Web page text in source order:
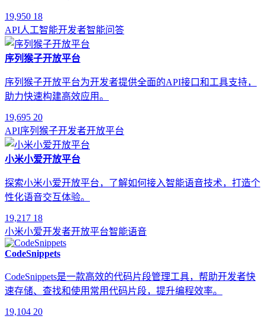
19,950 18
API人工智能开发者智能问答
序列猴子开放平台
序列猴子开放平台为开发者提供全面的API接口和工具支持，
助力快速构建高效应用。
19,695 20
API序列猴子开发者开放平台
小米小爱开放平台
探索小米小爱开放平台，了解如何接入智能语音技术，打造个
性化语音交互体验。
19,217 18
小米小爱开发者开放平台智能语音
CodeSnippets
CodeSnippets是一款高效的代码片段管理工具，帮助开发者快
速存储、查找和使用常用代码片段，提升编程效率。
19,104 20